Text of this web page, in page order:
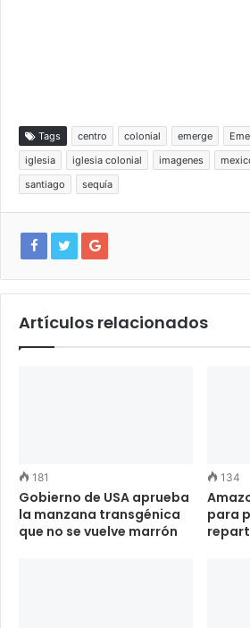
Tags centro colonial emerge
iglesia
iglesia colonial imagenes
santiago
sequía
Artículos relacionados
181
Gobierno de USA aprueba
la manzana transgénica
que no se vuelve marrón
134
para